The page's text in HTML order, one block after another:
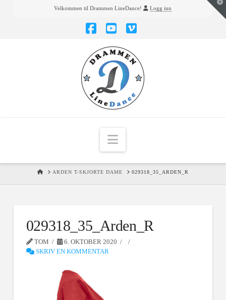
Velkommen til Drammen LineDance! Logg inn
Navigation
HOMEARDEN T-SKJORTE DAME 029318_35_ARDEN_R
029318_35_Arden_R
TOM
6. OKTOBER 2020
SKRIV EN KOMMENTAR